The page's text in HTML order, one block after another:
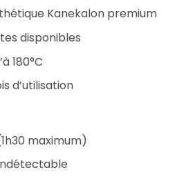
Kanekalon premium
disponibles
180°C
d’utilisation
maximum)